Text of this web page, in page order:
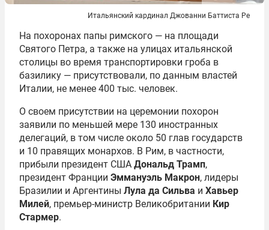
Итальянский кардинал Джованни Баттиста Ре
На похоронах папы римского ― на площади
Святого Петра, а также на улицах итальянской
столицы во время транспортировки гроба в
базилику ― присутствовали, по данным властей
Италии, не менее 400 тыс. человек.
О своем присутствии на церемонии похорон
заявили по меньшей мере 130 иностранных
делегаций, в том числе около 50 глав государств
и 10 правящих монархов. В Рим, в частности,
прибыли президент США Дональд Трамп,
президент Франции Эммануэль Макрон, лидеры
Бразилии и Аргентины Лула да Сильва и Хавьер
Милей, премьер-министр Великобритании Кир
Стармер.